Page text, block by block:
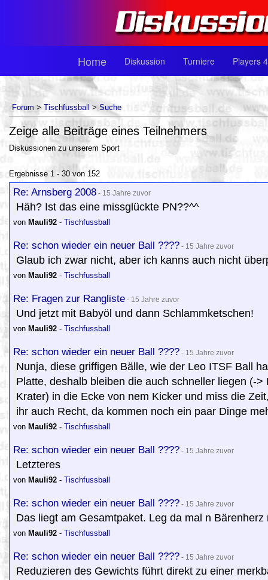
Home Diskussion Turniere Players
Forum > Tischfussball > Suche
Zeige alle Beiträge eines Teilnehmers
Diskussionen zu unserem Sport
Ergebnisse 1 - 30 von 152
Re: Arnsberg 2008 - 15 Jahre zuvor
Häh? Ist das eine missglückte PN??^^
von Mauli92 - Tischfussball
Re: schon wieder ein neuer Ball ???? - 15 Jahre zuvor
Glaub ich zwar nicht, aber ich kanns auch nicht
von Mauli92 - Tischfussball
Re: Fragen zur Rangliste - 15 Jahre zuvor
Und jetzt mit Babyöl und dann Schlammketschen!
von Mauli92 - Tischfussball
Re: schon wieder ein neuer Ball ???? - 15 Jahre zuvor
Nunja, diese griffigen Bälle, wie der Leo ITSF Ball
Platte, deshalb bleiben die auch schneller liegen (-
Krater) in die Ecke von nem Kicker und miss die
ihr auch Recht, da kommen noch ein paar Dinge
von Mauli92 - Tischfussball
Re: schon wieder ein neuer Ball ???? - 15 Jahre zuvor
Letzteres
von Mauli92 - Tischfussball
Re: schon wieder ein neuer Ball ???? - 15 Jahre zuvor
Das liegt am Gesamtpaket. Leg da mal n
von Mauli92 - Tischfussball
Re: schon wieder ein neuer Ball ???? - 15 Jahre zuvor
Reduzieren des Gewichts führt direkt zu einer